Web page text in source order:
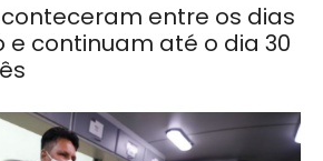
entre os dias
e continuam até o dia 30